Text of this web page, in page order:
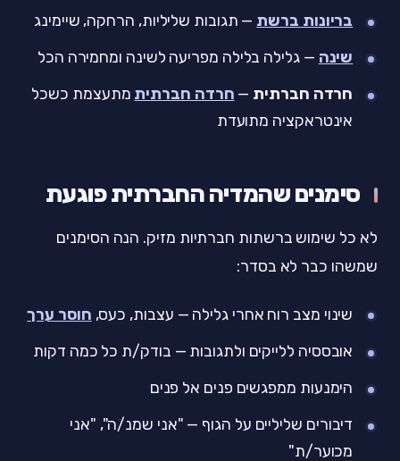
בריונות ברשת — תגובות שליליות, הרחקה, שיימינג
שינה — גלילה בלילה מפריעה לשינה ומחמירה הכל
חרדה חברתית — חרדה חברתית מתעצמת כשכל
אינטראקציה מתועדת
סימנים שהמדיה החברתית פוגעת
לא כל שימוש ברשתות חברתיות מזיק. הנה הסימנים
שמשהו כבר לא בסדר:
שינוי מצב רוח אחרי גלילה — עצבות, כעס, חוסר ערך
אובססיה ללייקים ולתגובות — בודק/ת כל כמה דקות
הימנעות ממפגשים פנים אל פנים
דיבורים שליליים על הגוף — "אני שמנ/ה", "אני
מכוער/ת"